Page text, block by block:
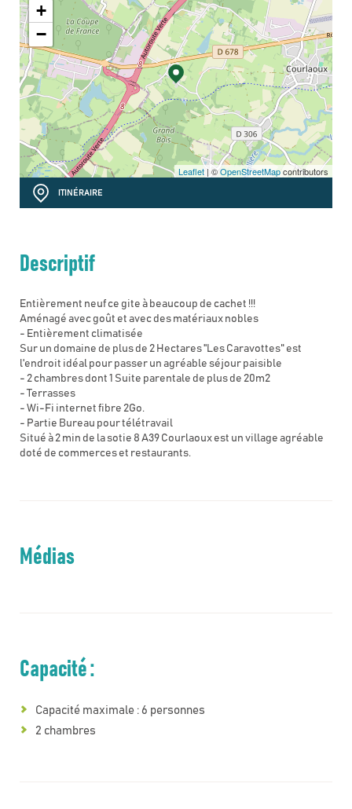
+
−
Leaflet | ©OpenStreetMapcontributors
ITINÉRAIRE
Descriptif
Entièrement neuf ce gite à beaucoup de cachet !!!
Aménagé avec goût et avec des matériaux nobles
- Entièrement climatisée
Sur un domaine de plus de 2 Hectares ''Les Caravottes" est
l'endroit idéal pour passer un agréable séjour paisible
- 2 chambres dont 1 Suite parentale de plus de 20m2
- Terrasses
- Wi-Fi internet fibre 2Go.
- Partie Bureau pour télétravail
Situé à 2 min de la sotie 8 A39 Courlaoux est un village agréable
doté de commerces et restaurants.
Médias
Capacité :
Capacité maximale : 6 personnes
2 chambres